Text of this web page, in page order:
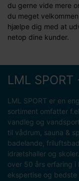
du gerne vide mere
du meget
hjælpe dig med at
netop dine kunder.
LML
LML SPORT er en
sortiment omfatter
vandleg og
til vådrum, sauna &
badelande,
idrætshaller og
over 50 års erfaring
ekspertise og bedste